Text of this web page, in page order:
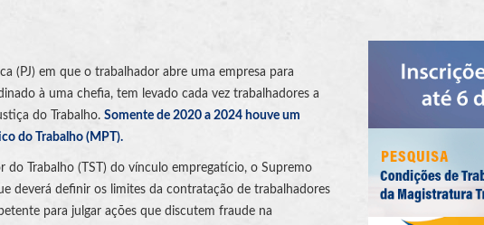
(PJ) em que o trabalhador abre uma empresa para
à uma chefia, tem levado cada vez trabalhadores a
do Trabalho. Somente de 2020 a 2024 houve um
do Trabalho (MPT).
Trabalho (TST) do vínculo empregatício, o Supremo
deverá definir os limites da contratação de trabalhadores
para julgar ações que discutem fraude na